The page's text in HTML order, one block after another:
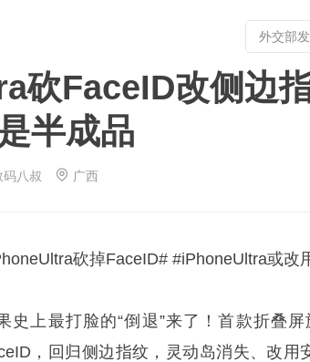
砍FaceID改侧边
半成品
码八叔 广西
砍掉FaceID# #iPhoneUltra或改
史上最打脸的“倒退”来了！首款折叠
，回归侧边指纹，灵动岛消失、改用